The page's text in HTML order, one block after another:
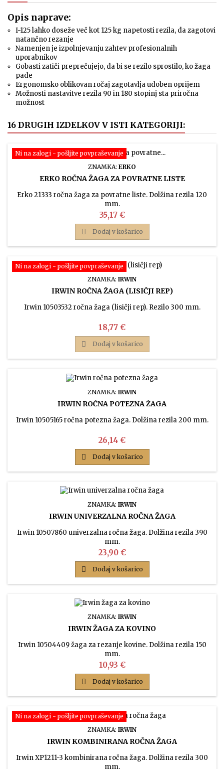
Opis naprave:
I-125 lahko doseže več kot 125 kg napetosti rezila, da zagotovi
natančno rezanje
Namenjen je izpolnjevanju zahtev profesionalnih
uporabnikov
Gobasti zatiči preprečujejo, da bi se rezilo sprostilo, ko žaga
pade
Ergonomsko oblikovan ročaj zagotavlja udoben oprijem
Možnosti nastavitve rezila 90 in 180 stopinj sta priročna
možnost
16 DRUGIH IZDELKOV V ISTI KATEGORIJI:
Ni na zalogi - pošljite povpraševanje
ZNAMKA: ERKO
ERKO ROČNA ŽAGA ZA POVRATNE LISTE
Erko 21333 ročna žaga za povratne liste. Dolžina rezila 120
mm.
Cena
35,17 €
 Dodaj v košarico
Ni na zalogi - pošljite povpraševanje
ZNAMKA: IRWIN
IRWIN ROČNA ŽAGA (LISIČJI REP)
Irwin 10503532 ročna žaga (lisičji rep). Rezilo 300 mm.
Cena
18,77 €
 Dodaj v košarico
ZNAMKA: IRWIN
IRWIN ROČNA POTEZNA ŽAGA
Irwin 10505165 ročna potezna žaga. Dolžina rezila 200 mm.
Cena
26,14 €
 Dodaj v košarico
ZNAMKA: IRWIN
IRWIN UNIVERZALNA ROČNA ŽAGA
Irwin 10507860 univerzalna ročna žaga. Dolžina rezila 390
mm.
Cena
23,90 €
 Dodaj v košarico
ZNAMKA: IRWIN
IRWIN ŽAGA ZA KOVINO
Irwin 10504409 žaga za rezanje kovine. Dolžina rezila 150
mm.
Cena
10,93 €
 Dodaj v košarico
Ni na zalogi - pošljite povpraševanje
ZNAMKA: IRWIN
IRWIN KOMBINIRANA ROČNA ŽAGA
Irwin XP1211-3 kombinirana ročna žaga. Dolžina rezila 300
mm.